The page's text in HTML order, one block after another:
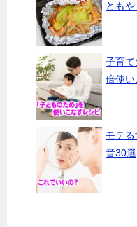
とも
子育て
倍使
モテ
音30選